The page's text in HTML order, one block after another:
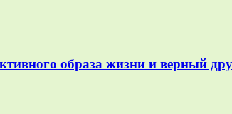
образа жизни и верный